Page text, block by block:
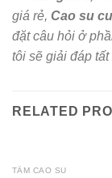
giá rẻ, Cao su
đặt câu hỏi ở
tôi sẽ giải đáp
RELATED
TẤM CAO SU